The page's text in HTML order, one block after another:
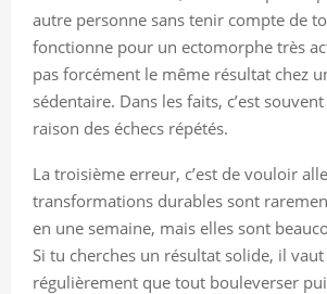
autre personne sans tenir compte de
fonctionne pour un ectomorphe très
pas forcément le même résultat chez
sédentaire. Dans les faits, c’est
raison des échecs répétés.
La troisième erreur, c’est de vouloir
transformations durables sont
en une semaine, mais elles sont
Si tu cherches un résultat solide, il
régulièrement que tout bouleverser